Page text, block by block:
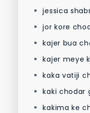
jessica
jor kore
kajer bua
kajer meye
kaka vatiji
kaki chodar
kakima ke